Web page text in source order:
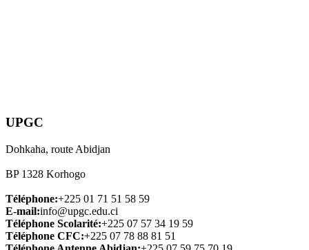
UPGC
Dohkaha, route Abidjan
BP 1328 Korhogo
Téléphone:+225 01 71 51 58 59
E-mail:info@upgc.edu.ci
Téléphone Scolarité:+225 07 57 34 19 59
Téléphone CFC:+225 07 78 88 81 51